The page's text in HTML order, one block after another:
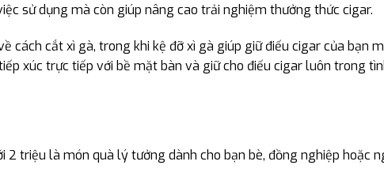
sử dụng mà còn giúp nâng cao trải nghiệm thưởng thức cigar.
cách cắt xì gà, trong khi kệ đỡ xì gà giúp giữ điếu cigar của bạn
xúc trực tiếp với bề mặt bàn và giữ cho điếu cigar luôn trong
2 triệu là món quà lý tưởng dành cho bạn bè, đồng nghiệp hoặc